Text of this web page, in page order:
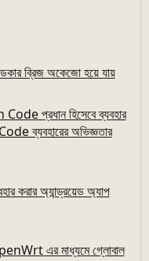
ব্রিজ অকেজো হয়ে যায়
প্রধান হিসেবে ব্যবহার
ব্যবহারের অভিজ্ঞতার
করার অ্যান্ড্রয়েড অ্যাপ
এর মাধ্যমে গ্লোবাল